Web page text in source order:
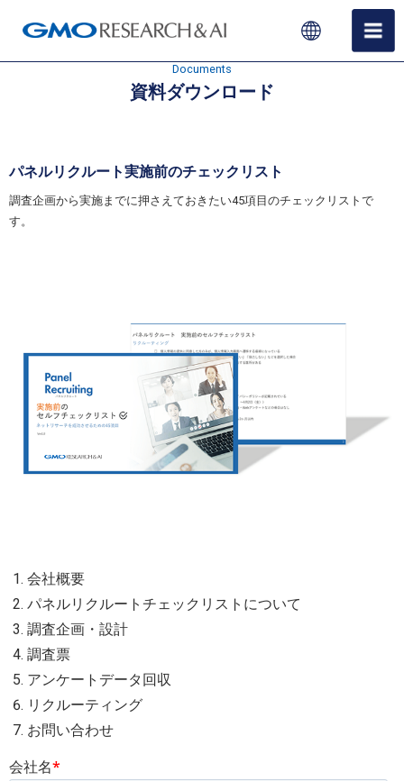
Documents
資料ダウンロード
パネルリクルート実施前のチェックリスト
調査企画から実施までに押さえておきたい45項目のチェックリストで
す。
会社概要
パネルリクルートチェックリストについて
調査企画・設計
調査票
アンケートデータ回収
リクルーティング
お問い合わせ